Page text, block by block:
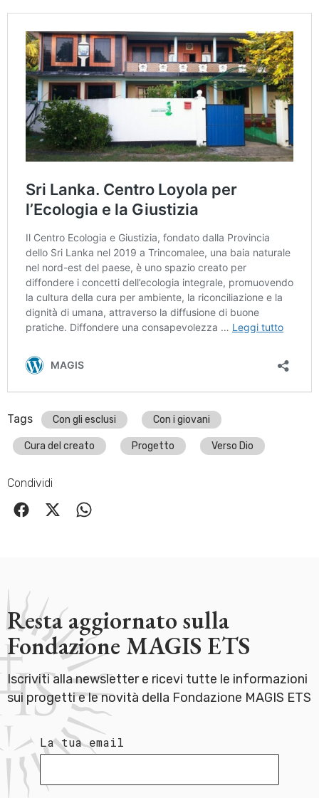
Tags Con gli esclusi Con i giovani
Cura del creato Progetto Verso Dio
Condividi
Resta aggiornato sulla
Fondazione MAGIS ETS
Iscriviti alla newsletter e ricevi tutte le informazioni
sui progetti e le novità della Fondazione MAGIS ETS
La tua email